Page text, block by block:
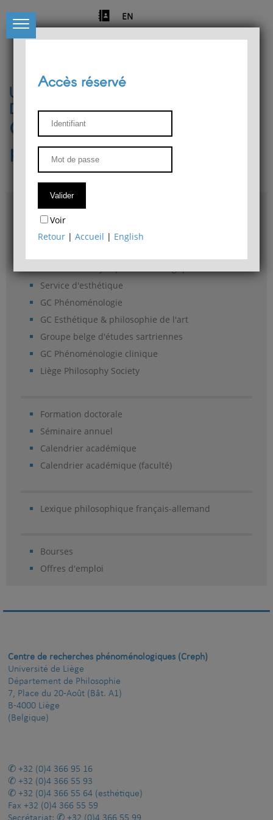
EN
Université de Liège
Département de philosophie
Centre de recherches
phénoménologiques
Accès & plans
Bibliothèque du Département de philosophie
Service d'esthétique
GC Phénoménologie
GC Esthétique & philosophie de l'art
Groupe belge d'études sartriennes
GC Phénoménologie clinique
Liège Philosophy Society
Formation doctorale
Séminaire annuel
Calendrier académique
Calendrier académique (faculté)
Lexique philosophique français-allemand
Bourses
Offres d'emploi
Accès réservé
Voir
Retour |Accueil | English
Centre de recherches phénoménologiques (Creph)
Université de Liège
Département de Philosophie
7, Place du 20-Août (Bât. A1)
B-4000 Liège
(Belgique)
+32 (0)4 366 95 16
+32 (0)4 366 55 93
+32 (0)4 366 55 64 (esthétique)
Fax +32 (0)4 366 55 59